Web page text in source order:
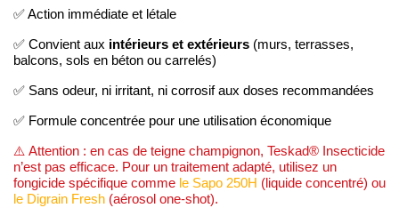
✅ Action immédiate et létale
✅ Convient aux intérieurs et extérieurs (murs, terrasses,
balcons, sols en béton ou carrelés)
✅ Sans odeur, ni irritant, ni corrosif aux doses recommandées
✅ Formule concentrée pour une utilisation économique
⚠️ Attention : en cas de teigne champignon, Teskad® Insecticide
n’est pas efficace. Pour un traitement adapté, utilisez un
fongicide spécifique comme le Sapo 250H (liquide concentré) ou
le Digrain Fresh (aérosol one-shot).